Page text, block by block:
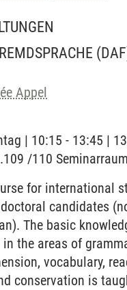
Appel
| 10:15 - 13:45 |
/110 Seminarraum
for international
candidates
The basic
the areas of
vocabulary,
conservation is